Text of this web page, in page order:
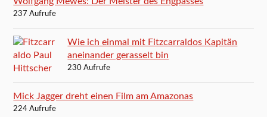
237 Aufrufe
Wie ich einmal mit Fitzcarraldos Kapitän
aneinander gerasselt bin
230 Aufrufe
Mick Jagger dreht einen Film am Amazonas
224 Aufrufe